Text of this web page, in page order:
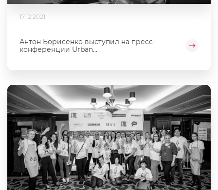
17.12.2021
Антон Борисенко выступил на пресс-
конференции Urban...